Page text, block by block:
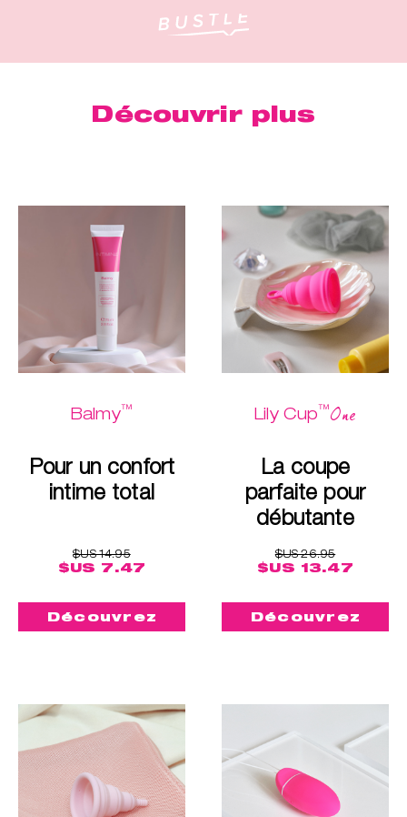
Découvrir plus
Balmy™
Pour un confort
intime total
$US 14.95
$US 7.47
Découvrez
Lily Cup™One
La coupe
parfaite pour
débutante
$US 26.95
$US 13.47
Découvrez